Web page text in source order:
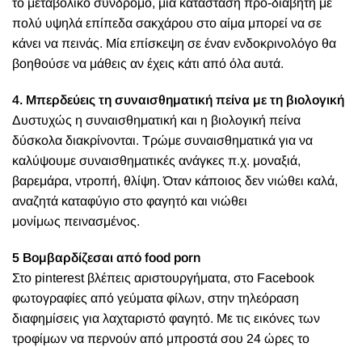
το μεταβολικό σύνδρομο, μια κατάσταση προ-διαβήτη με
πολύ υψηλά επίπεδα σακχάρου στο αίμα μπορεί να σε
κάνει να πεινάς. Μία επίσκεψη σε έναν ενδοκρινολόγο θα
βοηθούσε να μάθεις αν έχεις κάτι από όλα αυτά.
4. Μπερδεύεις τη συναισθηματική πείνα με τη βιολογική
Δυστυχώς η συναισθηματική και η βιολογική πείνα
δύσκολα διακρίνονται. Τρώμε συναισθηματικά για να
καλύψουμε συναισθηματικές ανάγκες π.χ. μοναξιά,
βαρεμάρα, ντροπή, θλίψη. Όταν κάποιος δεν νιώθει καλά,
αναζητά καταφύγιο στο φαγητό και νιώθει
μονίμως πεινασμένος.
5 Βομβαρδίζεσαι από food porn
Στο pinterest βλέπεις αριστουργήματα, στο Facebook
φωτογραφίες από γεύματα φίλων, στην τηλεόραση
διαφημίσεις για λαχταριστό φαγητό. Με τις εικόνες των
τροφίμων να περνούν από μπροστά σου 24 ώρες το